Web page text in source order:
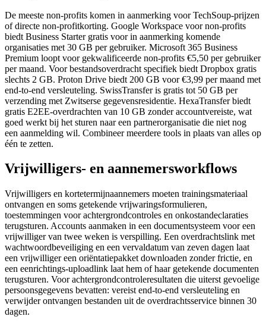
De meeste non-profits komen in aanmerking voor TechSoup-prijzen
of directe non-profitkorting. Google Workspace voor non-profits
biedt Business Starter gratis voor in aanmerking komende
organisaties met 30 GB per gebruiker. Microsoft 365 Business
Premium loopt voor gekwalificeerde non-profits €5,50 per gebruiker
per maand. Voor bestandsoverdracht specifiek biedt Dropbox gratis
slechts 2 GB. Proton Drive biedt 200 GB voor €3,99 per maand met
end-to-end versleuteling. SwissTransfer is gratis tot 50 GB per
verzending met Zwitserse gegevensresidentie. HexaTransfer biedt
gratis E2EE-overdrachten van 10 GB zonder accountvereiste, wat
goed werkt bij het sturen naar een partnerorganisatie die niet nog
een aanmelding wil. Combineer meerdere tools in plaats van alles op
één te zetten.
Vrijwilligers- en aannemersworkflows
Vrijwilligers en kortetermijnaannemers moeten trainingsmateriaal
ontvangen en soms getekende vrijwaringsformulieren,
toestemmingen voor achtergrondcontroles en onkostandeclaraties
terugsturen. Accounts aanmaken in een documentsysteem voor een
vrijwilliger van twee weken is verspilling. Een overdrachtslink met
wachtwoordbeveiliging en een vervaldatum van zeven dagen laat
een vrijwilliger een oriëntatiepakket downloaden zonder frictie, en
een eenrichtings-uploadlink laat hem of haar getekende documenten
terugsturen. Voor achtergrondcontroleresultaten die uiterst gevoelige
persoonsgegevens bevatten: vereist end-to-end versleuteling en
verwijder ontvangen bestanden uit de overdrachtsservice binnen 30
dagen.